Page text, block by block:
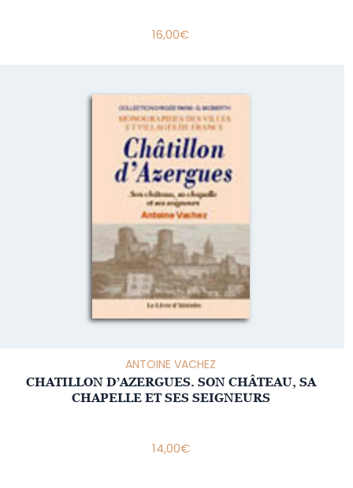
16,00€
ANTOINE VACHEZ
CHATILLON D’AZERGUES. SON CHÂTEAU, SA
CHAPELLE ET SES SEIGNEURS
14,00€